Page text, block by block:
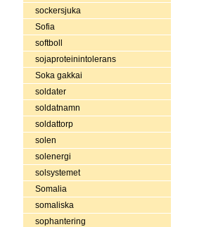
sockersjuka
Sofia
softboll
sojaproteinintolerans
Soka gakkai
soldater
soldatnamn
soldattorp
solen
solenergi
solsystemet
Somalia
somaliska
sophantering